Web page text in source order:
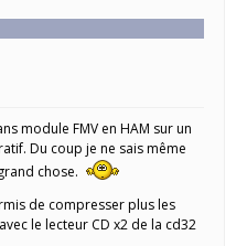
module FMV en HAM sur un
Du coup je ne sais même
chose.
de compresser plus les
le lecteur CD x2 de la cd32